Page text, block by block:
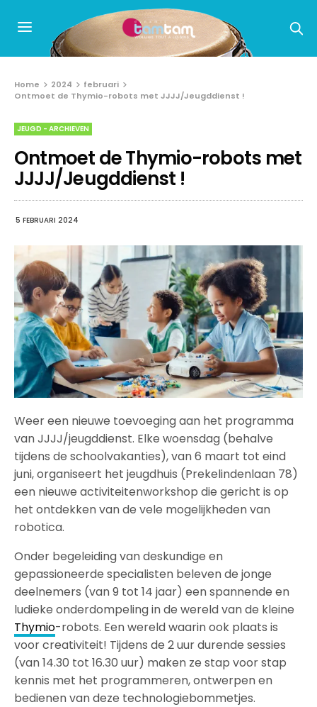
Home 2024
februari
Ontmoet de Thymio-robots met JJJJ/Jeugddienst !
JEUGD - ARCHIEVEN
Ontmoet de Thymio-robots met
JJJJ/Jeugddienst !
5 FEBRUARI 2024
Weer een nieuwe toevoeging aan het programma
van JJJJ/jeugddienst. Elke woensdag (behalve
tijdens de schoolvakanties), van 6 maart tot eind
juni, organiseert het jeugdhuis (Prekelindenlaan 78)
een nieuwe activiteitenworkshop die gericht is op
het ontdekken van de vele mogelijkheden van
robotica.
Onder begeleiding van deskundige en
gepassioneerde specialisten beleven de jonge
deelnemers (van 9 tot 14 jaar) een spannende en
ludieke onderdompeling in de wereld van de kleine
Thymio-robots. Een wereld waarin ook plaats is
voor creativiteit! Tijdens de 2 uur durende sessies
(van 14.30 tot 16.30 uur) maken ze stap voor stap
kennis met het programmeren, ontwerpen en
bedienen van deze technologiebommetjes.